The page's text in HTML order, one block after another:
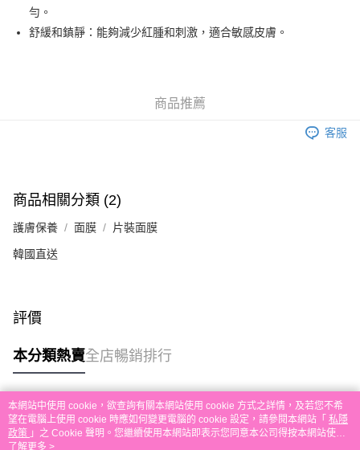
WeChat Pay
其他轉帳方式
單。 如果訂購後七個工作天內我們未能收到有關存款，有關訂單將被取消。
每筆HK$30.00，滿HK$580.00或以上免運費
本地配送
每筆HK$30.00，滿HK$580.00或以上免運費
其他地區配送
勻。
舒緩和鎮靜：能夠減少紅腫和刺激，適合敏感皮膚。
商品推薦
客服
商品相關分類 (2)
護膚保養 面膜 片裝面膜
韓國直送
評價
本分類熱賣全店暢銷排行
熱門標籤
本網站中使用 cookie，欲查詢有關本網站使用 cookie 方式之詳情，及若您不希
望在電腦上使用 cookie 時應如何變更電腦的 cookie 設定，請參閱本網站「 私隱
政策 」之 Cookie 聲明。您繼續使用本網站即表示您同意本公司得按本網站使用
條款之 Cookie 聲明使用 cookie。
了解更多 >